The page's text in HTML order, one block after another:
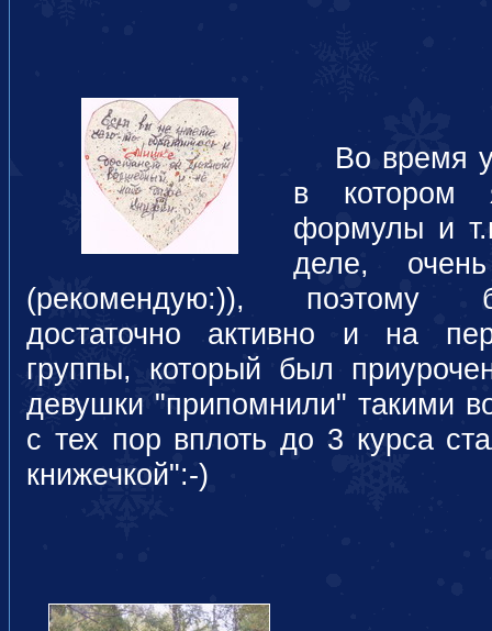
Во время
в котором
формулы и
деле,
(рекомендую:)), поэтому
достаточно активно и на
группы, который был
девушки "припомнили" такими
с тех пор вплоть до 3 курса
книжечкой":-)